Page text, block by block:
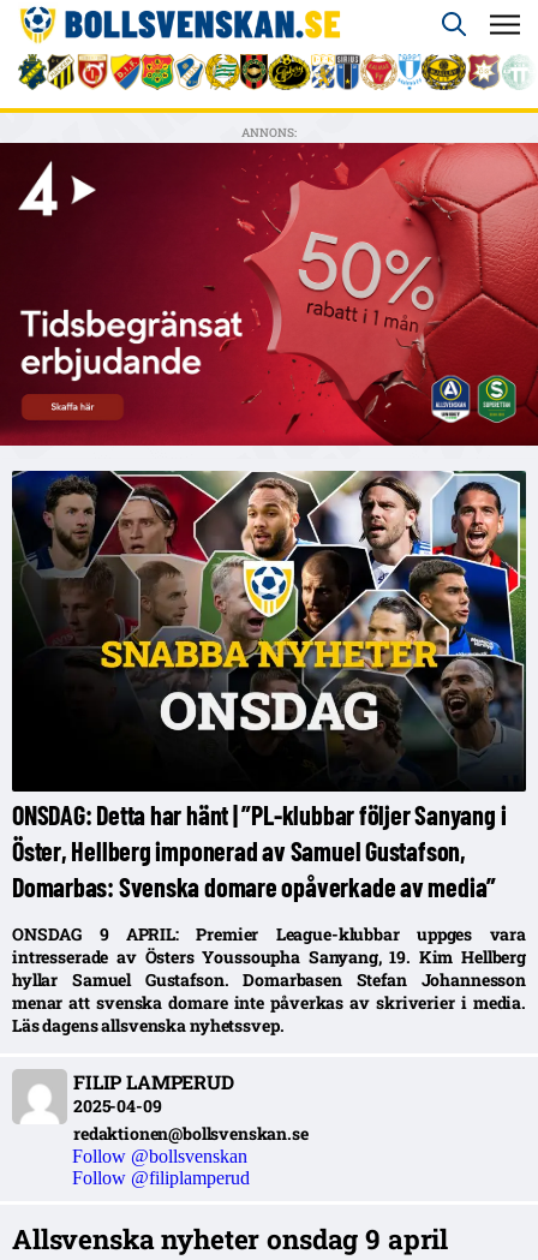
ANNONS:
ONSDAG: Detta har hänt | ”PL-klubbar följer Sanyang i
Öster, Hellberg imponerad av Samuel Gustafson,
Domarbas: Svenska domare opåverkade av media”
ONSDAG 9 APRIL: Premier League-klubbar uppges vara
intresserade av Östers Youssoupha Sanyang, 19. Kim Hellberg
hyllar Samuel Gustafson. Domarbasen Stefan Johannesson
menar att svenska domare inte påverkas av skriverier i media.
Läs dagens allsvenska nyhetssvep.
FILIP LAMPERUD
2025-04-09
redaktionen@bollsvenskan.se
Follow @bollsvenskan
Follow @filiplamperud
Allsvenska nyheter onsdag 9 april